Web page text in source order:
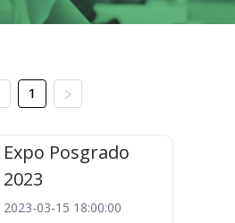
1
Expo Posgrado
2023
2023-03-15 18:00:00